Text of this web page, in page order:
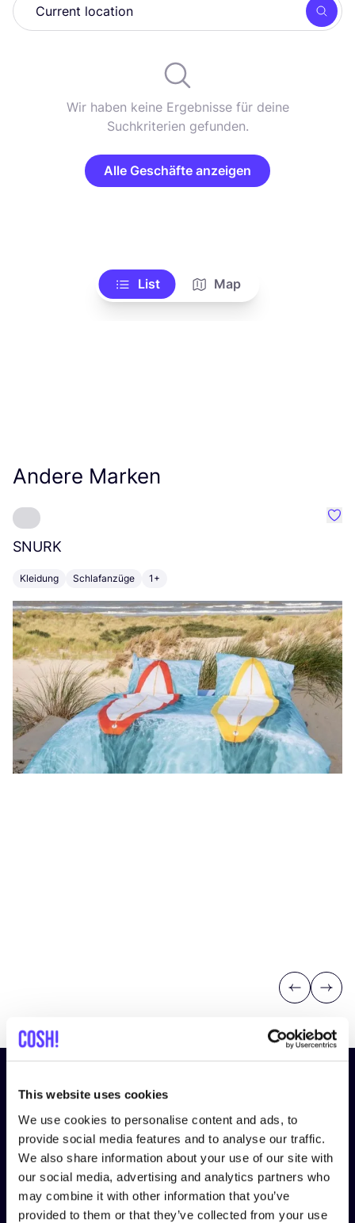
This website uses cookies
We use cookies to personalise content and ads, to
provide social media features and to analyse our traffic.
We also share information about your use of our site with
our social media, advertising and analytics partners who
may combine it with other information that you’ve
provided to them or that they’ve collected from your use
Wir haben keine Ergebnisse für deine
Suchkriterien gefunden.
Alle Geschäfte anzeigen
List Map
Andere Marken
SNURK
Kleidung Schlafanzüge 1+
Previous
Next
Abonniere unseren Newsletter
und bleibe auf dem Laufenden!
Vorname*
E-Mail-Adresse*